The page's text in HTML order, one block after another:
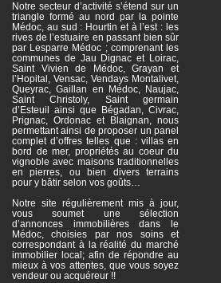
Notre secteur d’activité s’étend sur un
triangle formé au nord par la pointe
Médoc, au sud : Hourtin et à l’est : les
rives de l’estuaire en passant bien sûr
par Lesparre Médoc ; comprenant les
communes de Jau Dignac et Loirac,
Saint Vivien de Médoc, Grayan et
l’Hopital, Vensac, Vendays Montalivet,
Queyrac, Gaillan en Médoc, Naujac,
Saint Christoly, Saint germain
d’Esteuil ainsi que Bégadan, Civrac,
Prignac, Ordonac et Blaignan, nous
permettant ainsi de proposer un panel
complet d’offres telles que : villas en
bord de mer, propriétés au coeur du
vignoble avec maisons traditionnelles
en pierres, ou bien divers terrains
pour y bâtir selon vos goûts…
Notre site régulièrement mis à jour,
vous soumet une sélection
d’annonces immobilières dans le
Médoc, choisies par nos soins et
correspondant à la réalité du marché
immobilier local; afin de répondre au
mieux à vos attentes, que vous soyez
vendeur ou acquéreur !!